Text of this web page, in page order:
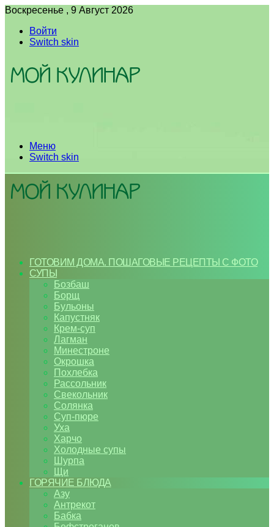
Воскресенье , 9 Август 2026
Войти
Switch skin
Меню
Switch skin
ГОТОВИМ ДОМА. ПОШАГОВЫЕ РЕЦЕПТЫ С ФОТО
СУПЫ
Бозбаш
Борщ
Бульоны
Капустняк
Крем-суп
Лагман
Минестроне
Окрошка
Похлебка
Рассольник
Свекольник
Солянка
Суп-пюре
Уха
Харчо
Холодные супы
Шурпа
Щи
ГОРЯЧИЕ БЛЮДА
Азу
Антрекот
Бабка